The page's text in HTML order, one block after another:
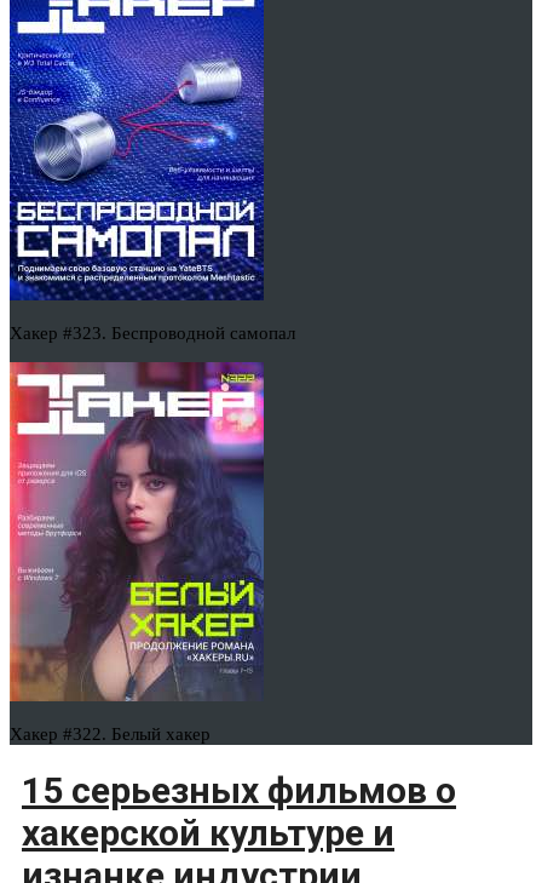
Хакер #323. Беспроводной самопал
Хакер #322. Белый хакер
15 серьезных фильмов о
хакерской культуре и